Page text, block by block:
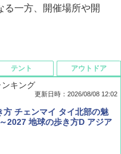
る一方、開催場所や開
) 2026年 9 月号【特別付録:
"旅"財布 ランダム2種】
キング
更新日時：2026/08/08 12:02
方 チェンマイ タイ北部の魅
2027 地球の歩き方D アジア
テント アウトドア